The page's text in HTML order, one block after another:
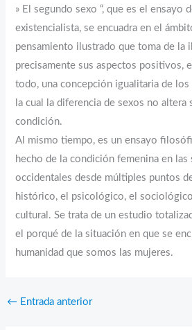
» El segundo sexo “, que es el ensayo
existencialista, se encuadra en el
pensamiento ilustrado que toma de la
precisamente sus aspectos positivos,
todo, una concepción igualitaria de los
la cual la diferencia de sexos no altera
condición.
Al mismo tiempo, es un ensayo
hecho de la condición femenina en las
occidentales desde múltiples puntos
histórico, el psicológico, el
cultural. Se trata de un estudio
el porqué de la situación en que se
humanidad que somos las mujeres.
← Entrada anterior